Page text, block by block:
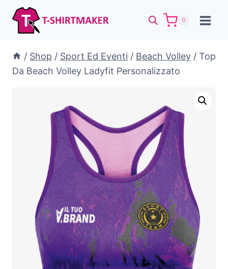
Salta
contenuto
0
/ Shop / Sport Ed Eventi / Beach Volley / Top
Da Beach Volley Ladyfit Personalizzato